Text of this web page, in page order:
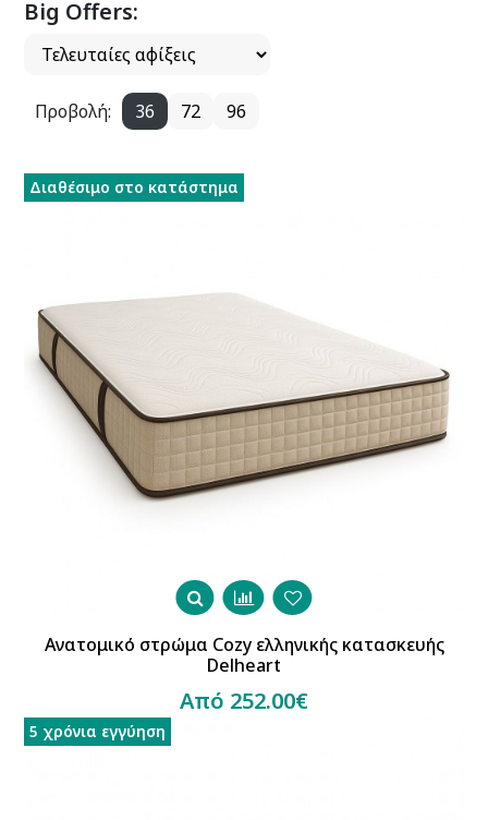
Big Offers:
Προβολή: 36 72 96
Διαθέσιμο στο κατάστημα
Ανατομικό στρώμα Cozy ελληνικής κατασκευής
Delheart
Από 252.00€
5 χρόνια εγγύηση